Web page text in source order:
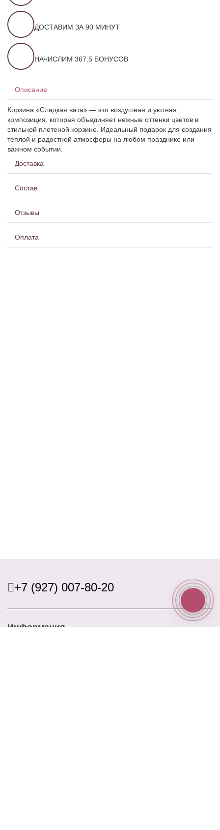
ДОСТАВИМ ЗА 90 МИНУТ
НАЧИСЛИМ 367.5 БОНУСОВ
Описание
Корзина «Сладкая вата» — это воздушная и уютная
композиция, которая объединяет нежные оттенки цветов в
стильной плетеной корзине. Идеальный подарок для создания
теплой и радостной атмосферы на любом празднике или
важном событии.
Доставка
Состав
Отзывы
Оплата
+7 (927) 007-80-20
Информация